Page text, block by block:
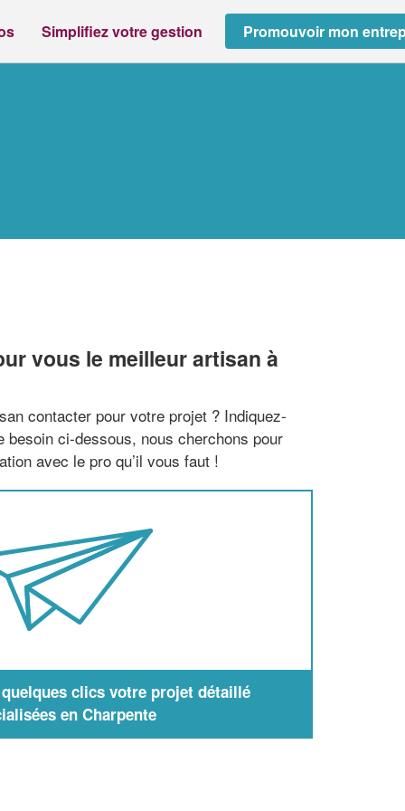
Simplifiez votre gestion Promouvoir mon
vous le meilleur artisan à
contacter pour votre projet ? Indiquez-
besoin ci-dessous, nous cherchons pour
avec le pro qu’il vous faut !
clics votre projet détaillé
en Charpente